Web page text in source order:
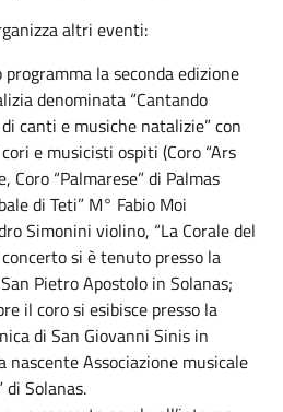
altri eventi:
la seconda edizione
denominata “Cantando
canti e musiche natalizie” con
e musicisti ospiti (Coro “Ars
Coro “Palmarese” di Palmas
di Teti” M° Fabio Moi
Simonini violino, “La Corale del
si è tenuto presso la
Pietro Apostolo in Solanas;
il coro si esibisce presso la
di San Giovanni Sinis in
nascente Associazione musicale
di Solanas.